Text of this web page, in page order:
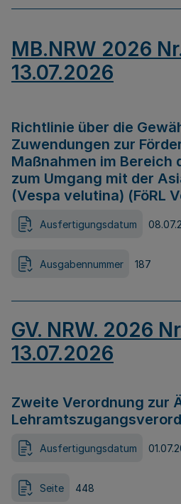
MB.NRW 2026
13.07.2026
Richtlinie über die
Zuwendungen zur
Maßnahmen im Bereich
zum Umgang mit der
(Vespa velutina) (FöRL
Ausfertigungsdatum
Ausgabennummer 187
GV. NRW. 2026
13.07.2026
Zweite Verordnung zur
Ausfertigungsdatum
Seite 448